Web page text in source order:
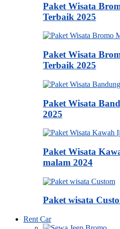
Paket Wisata
Terbaik 2025
Paket Wisata
Terbaik 2025
Paket Wisata
2025
Paket Wisata
malam 2024
Paket wisata
Rent Car